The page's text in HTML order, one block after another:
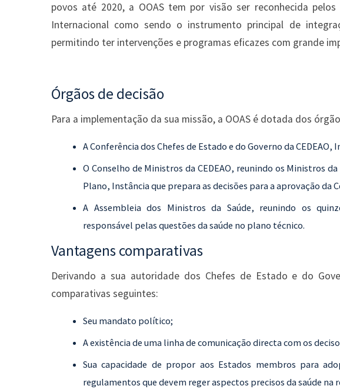
povos até 2020, a OOAS tem por visão ser reconhecida
Internacional como sendo o instrumento principal de
permitindo ter intervenções e programas eficazes com grande
Órgãos de decisão
Para a implementação da sua missão, a OOAS é dotada dos
A Conferência dos Chefes de Estado e do Governo da CEDEAO,
O Conselho de Ministros da CEDEAO, reunindo os Ministros
Plano, Instância que prepara as decisões para a aprovação da
A Assembleia dos Ministros da Saúde, reunindo os
responsável pelas questões da saúde no plano técnico.
Vantagens comparativas
Derivando a sua autoridade dos Chefes de Estado e do
comparativas seguintes:
Seu mandato político;
A existência de uma linha de comunicação directa com os
Sua capacidade de propor aos Estados membros para
regulamentos que devem reger aspectos precisos da saúde na